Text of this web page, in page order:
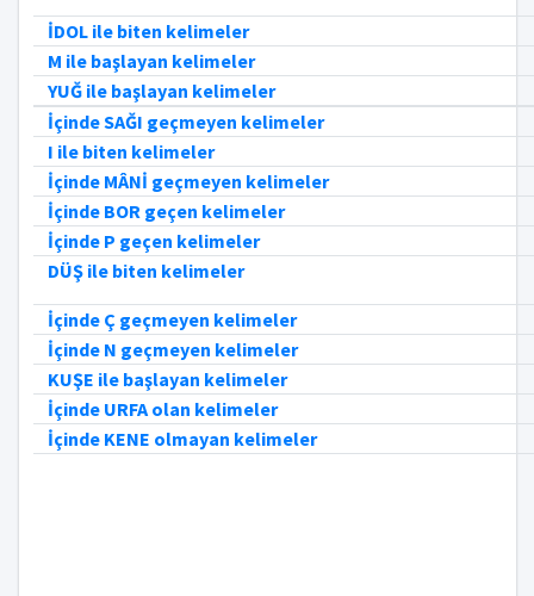
İDOL ile biten kelimeler
M ile başlayan kelimeler
YUĞ ile başlayan kelimeler
İçinde SAĞI geçmeyen kelimeler
I ile biten kelimeler
İçinde MÂNİ geçmeyen kelimeler
İçinde BOR geçen kelimeler
İçinde P geçen kelimeler
DÜŞ ile biten kelimeler
İçinde Ç geçmeyen kelimeler
İçinde N geçmeyen kelimeler
KUŞE ile başlayan kelimeler
İçinde URFA olan kelimeler
İçinde KENE olmayan kelimeler